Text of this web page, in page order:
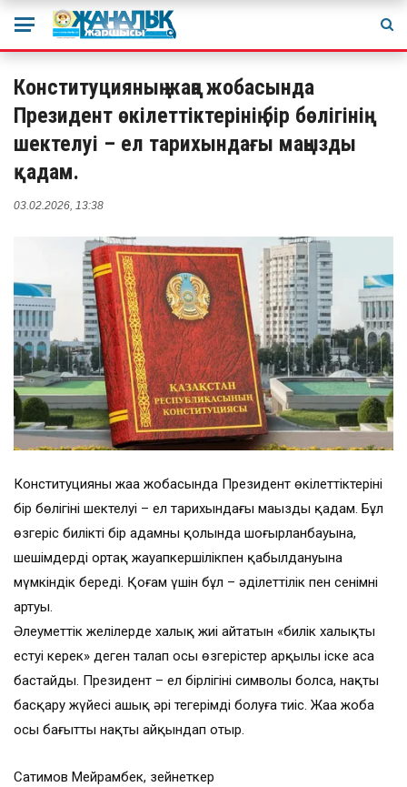
Конституцияның жаңа жобасында
Президент өкілеттіктерінің бір бөлігінің
шектелуі – ел тарихындағы маңызды
қадам.
03.02.2026, 13:38
Конституцияның жаңа жобасында Президент өкілеттіктерінің
бір бөлігінің шектелуі – ел тарихындағы маңызды қадам. Бұл
өзгеріс биліктің бір адамның қолында шоғырланбауына,
шешімдердің ортақ жауапкершілікпен қабылдануына
мүмкіндік береді. Қоғам үшін бұл – әділеттілік пен сенімнің
артуы.
Әлеуметтік желілерде халық жиі айтатын «билік халықты
естуі керек» деген талап осы өзгерістер арқылы іске аса
бастайды. Президент – ел бірлігінің символы болса, нақты
басқару жүйесі ашық әрі теңгерімді болуға тиіс. Жаңа жоба
осы бағытты нақты айқындап отыр.
Сатимов Мейрамбек, зейнеткер